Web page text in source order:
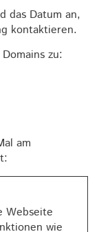
das Datum an,
kontaktieren.
zu:
am
Webseite
wie